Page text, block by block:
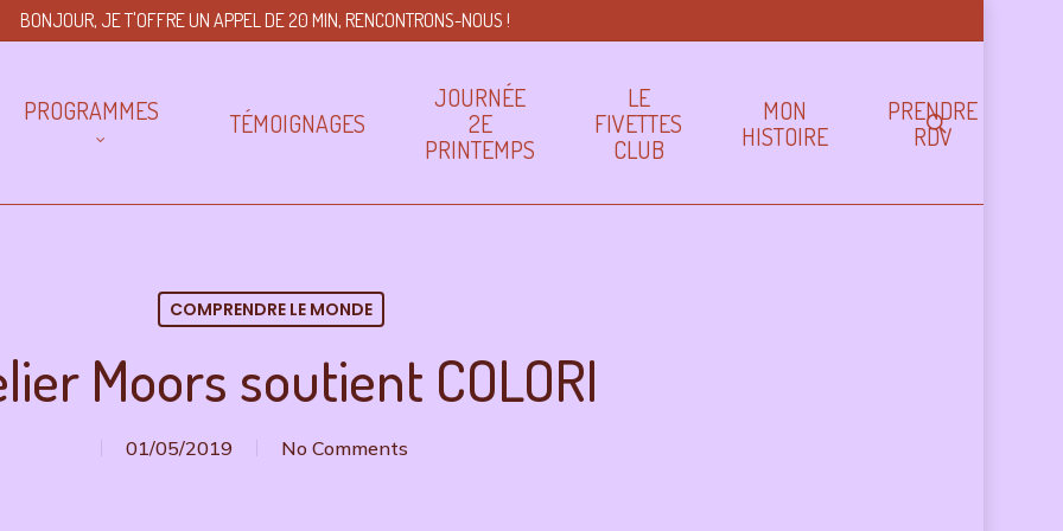
BONJOUR, JE T'OFFRE UN APPEL DE 20 MIN, RENCONTRONS-NOUS !
PROGRAMMES TÉMOIGNAGES
JOURNÉE
2E
PRINTEMPS
LE
FIVETTES
CLUB
MON
HISTOIRE
PRENDRE
RDVsearch
COMPRENDRE LE MONDE
Moors soutient COLORI
01/05/2019 No Comments